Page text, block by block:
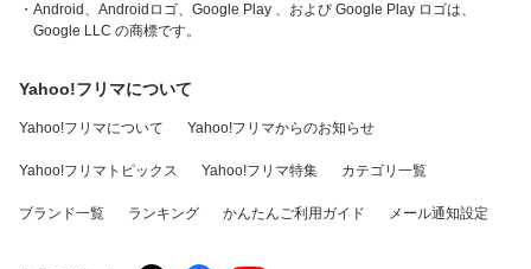
・Android、Androidロゴ、Google Play 、および Google Play ロゴは、
Google LLC の商標です。
Yahoo!フリマについて
Yahoo!フリマについて Yahoo!フリマからのお知らせ
Yahoo!フリマトピックス Yahoo!フリマ特集 カテゴリ一覧
ブランド一覧 ランキング かんたんご利用ガイド メール通知設定